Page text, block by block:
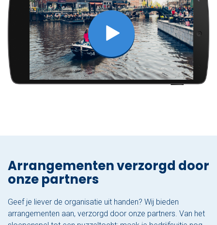
Arrangementen verzorgd door
onze partners
Geef je liever de organisatie uit handen? Wij bieden
arrangementen aan, verzorgd door onze partners. Van het